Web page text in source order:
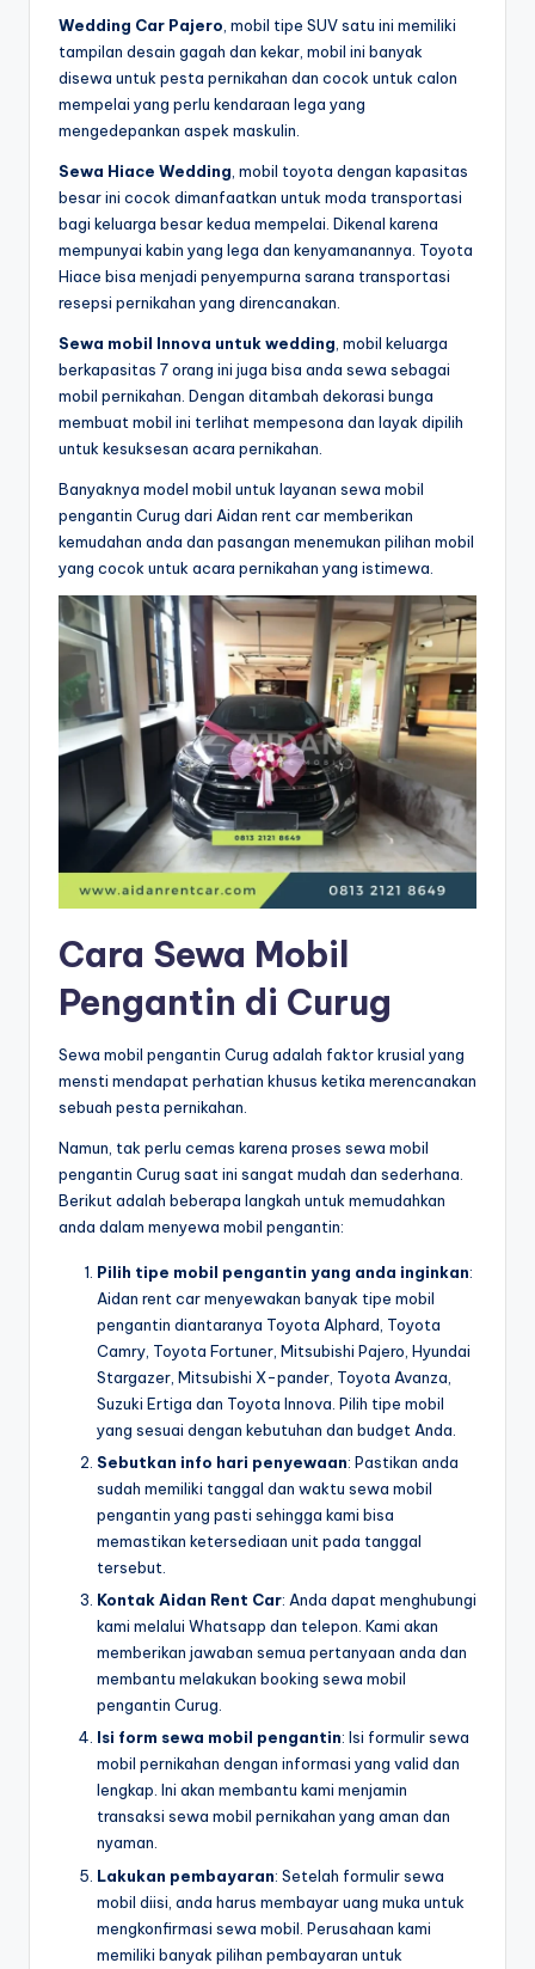
Wedding Car Pajero , mobil tipe SUV satu ini memiliki
tampilan desain gagah dan kekar, mobil ini banyak
disewa untuk pesta pernikahan dan cocok untuk calon
mempelai yang perlu kendaraan lega yang
mengedepankan aspek maskulin.
Sewa Hiace Wedding , mobil toyota dengan kapasitas
besar ini cocok dimanfaatkan untuk moda transportasi
bagi keluarga besar kedua mempelai. Dikenal karena
mempunyai kabin yang lega dan kenyamanannya. Toyota
Hiace bisa menjadi penyempurna sarana transportasi
resepsi pernikahan yang direncanakan.
Sewa mobil Innova untuk wedding , mobil keluarga
berkapasitas 7 orang ini juga bisa anda sewa sebagai
mobil pernikahan. Dengan ditambah dekorasi bunga
membuat mobil ini terlihat mempesona dan layak dipilih
untuk kesuksesan acara pernikahan.
Banyaknya model mobil untuk layanan sewa mobil
pengantin Curug dari Aidan rent car memberikan
kemudahan anda dan pasangan menemukan pilihan mobil
yang cocok untuk acara pernikahan yang istimewa.
Cara Sewa Mobil
Pengantin di Curug
Sewa mobil pengantin Curug adalah faktor krusial yang
mensti mendapat perhatian khusus ketika merencanakan
sebuah pesta pernikahan.
Namun, tak perlu cemas karena proses sewa mobil
pengantin Curug saat ini sangat mudah dan sederhana.
Berikut adalah beberapa langkah untuk memudahkan
anda dalam menyewa mobil pengantin:
Pilih tipe mobil pengantin yang anda inginkan:
Aidan rent car menyewakan banyak tipe mobil
pengantin diantaranya Toyota Alphard, Toyota
Camry, Toyota Fortuner, Mitsubishi Pajero, Hyundai
Stargazer, Mitsubishi X-pander, Toyota Avanza,
Suzuki Ertiga dan Toyota Innova. Pilih tipe mobil
yang sesuai dengan kebutuhan dan budget Anda.
Sebutkan info hari penyewaan: Pastikan anda
sudah memiliki tanggal dan waktu sewa mobil
pengantin yang pasti sehingga kami bisa
memastikan ketersediaan unit pada tanggal
tersebut.
Kontak Aidan Rent Car: Anda dapat menghubungi
kami melalui Whatsapp dan telepon. Kami akan
memberikan jawaban semua pertanyaan anda dan
membantu melakukan booking sewa mobil
pengantin Curug.
Isi form sewa mobil pengantin: Isi formulir sewa
mobil pernikahan dengan informasi yang valid dan
lengkap. Ini akan membantu kami menjamin
transaksi sewa mobil pernikahan yang aman dan
nyaman.
Lakukan pembayaran: Setelah formulir sewa
mobil diisi, anda harus membayar uang muka untuk
mengkonfirmasi sewa mobil. Perusahaan kami
memiliki banyak pilihan pembayaran untuk